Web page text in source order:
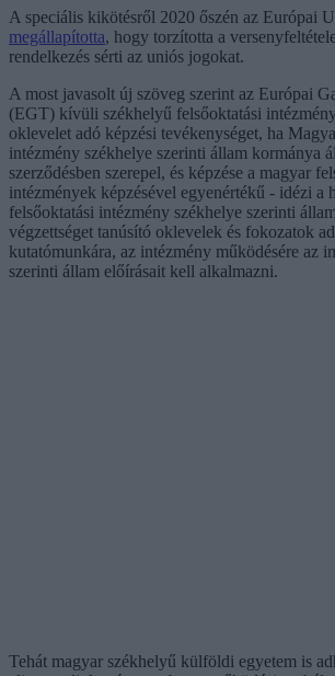
A speciális kikötésről 2020 őszén az Európai
megállapította, hogy torzította a
rendelkezés sérti az uniós jogokat.
A most javasolt új szöveg szerint az Európai
(EGT) kívüli székhelyű felsőoktatási
oklevelet adó képzési tevékenységet, ha
intézmény székhelye szerinti állam kormánya
szerződésben szerepel, és képzése a magyar
intézmények képzésével egyenértékű - idézi a
felsőoktatási intézmény székhelye szerinti
végzettséget tanúsító oklevelek és fokozatok
kutatómunkára, az intézmény működésére az
szerinti állam előírásait kell alkalmazni.
Tehát magyar székhelyű külföldi egyetem is